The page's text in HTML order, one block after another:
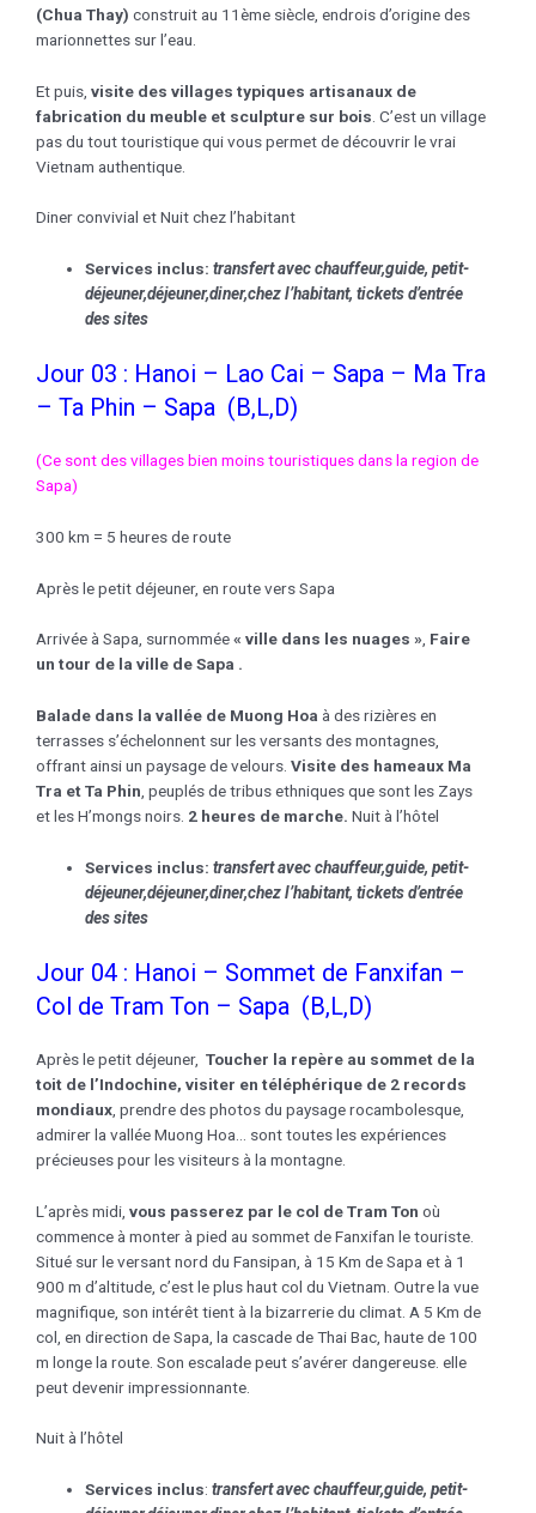
(Chua Thay) construit au 11ème siècle, endrois d’origine des
marionnettes sur l’eau.
Et puis, visite des villages typiques artisanaux de
fabrication du meuble et sculpture sur bois . C’est un village
pas du tout touristique qui vous permet de découvrir le vrai
Vietnam authentique.
Diner convivial et Nuit chez l’habitant
Services inclus:transfert avec chauffeur,guide, petit-
déjeuner,déjeuner,diner,chez l’habitant, tickets d’entrée
des sites
Jour 03 : Hanoi – Lao Cai – Sapa – Ma Tra
– Ta Phin – Sapa (B,L,D)
(Ce sont des villages bien moins touristiques dans la region de
Sapa)
300 km = 5 heures de route
Après le petit déjeuner, en route vers Sapa
Arrivée à Sapa, surnommée« ville dans les nuages », Faire
un tour de la ville de Sapa .
Balade dans la vallée de Muong Hoa à des rizières en
terrasses s’échelonnent sur les versants des montagnes,
offrant ainsi un paysage de velours. Visite des hameaux Ma
Tra et Ta Phin, peuplés de tribus ethniques que sont les Zays
et les H’mongs noirs. 2 heures de marche. Nuit à l’hôtel
Services inclus:transfert avec chauffeur,guide, petit-
déjeuner,déjeuner,diner,chez l’habitant, tickets d’entrée
des sites
Jour 04 : Hanoi – Sommet de Fanxifan –
Col de Tram Ton – Sapa (B,L,D)
Après le petit déjeuner, Toucher la repère au sommet de la
toit de l’Indochine, visiter en téléphérique de 2 records
mondiaux , prendre des photos du paysage rocambolesque,
admirer la vallée Muong Hoa… sont toutes les expériences
précieuses pour les visiteurs à la montagne.
L’après midi, vous passerez par le col de Tram Ton où
commence à monter à pied au sommet de Fanxifan le touriste.
Situé sur le versant nord du Fansipan, à 15 Km de Sapa et à 1
900 m d’altitude, c’est le plus haut col du Vietnam. Outre la vue
magnifique, son intérêt tient à la bizarrerie du climat. A 5 Km de
col, en direction de Sapa, la cascade de Thai Bac, haute de 100
m longe la route. Son escalade peut s’avérer dangereuse. elle
peut devenir impressionnante.
Nuit à l’hôtel
Services inclus:transfert avec chauffeur,guide, petit-